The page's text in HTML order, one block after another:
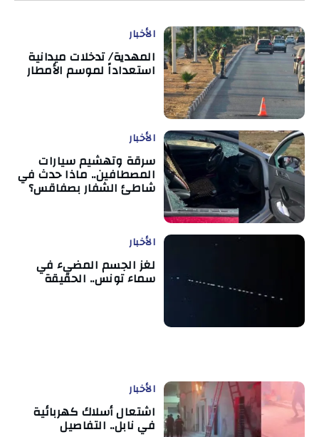
الأخبار
المهدية/ تدخلات ميدانية
استعداداً لموسم الأمطار
الأخبار
سرقة وتهشيم سيارات
المصطافين.. ماذا حدث في
شاطئ الشفار بصفاقس؟
الأخبار
لغز الجسم المضيء في
سماء تونس.. الحقيقة
الأخبار
اشتعال أسلاك كهربائية
في نابل.. التفاصيل